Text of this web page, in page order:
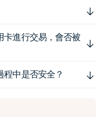
卡進行交易，會否被
中是否安全？